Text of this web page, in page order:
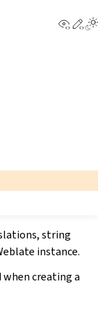
View
string
instance.
when creating a